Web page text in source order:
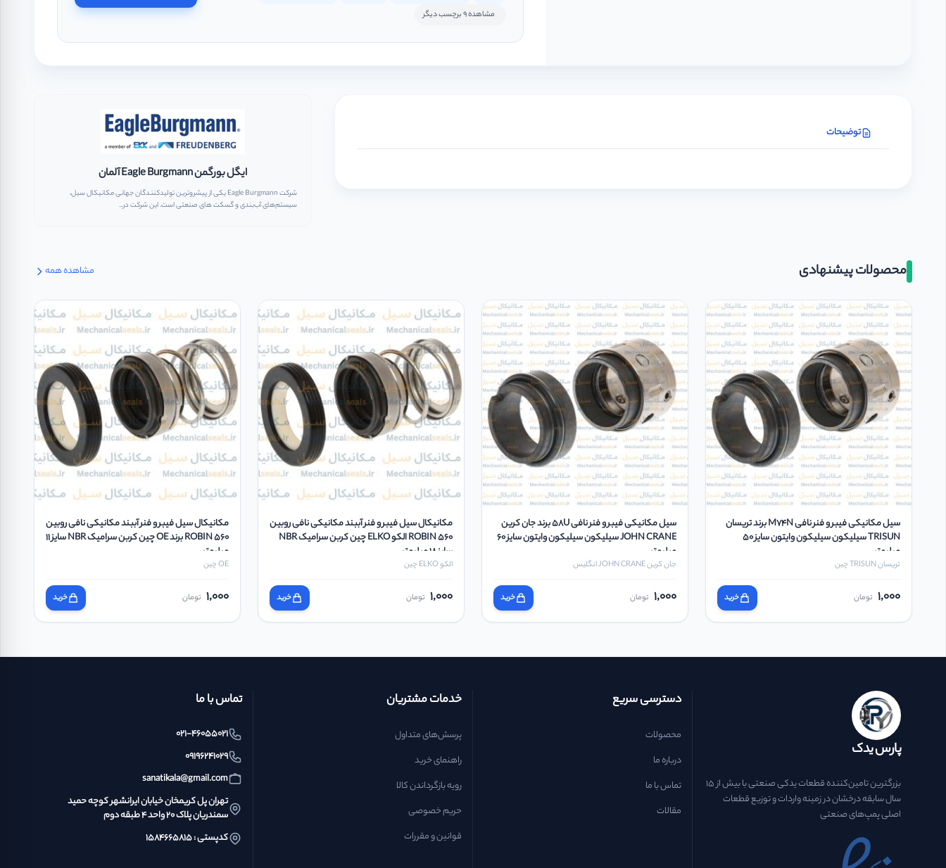
مشاهده 9 برچسب دیگر
توضیحات
ایگل بورگمن Eagle Burgmann آلمان
شرکت Eagle Burgmann یکی از پیشروترین تولیدکنندگان جهانی مکانیکال سیل،
سیستم‌های آب‌بندی و گسکت ‌های صنعتی است. این شرکت در...
محصولات پیشنهادی مشاهده همه
سیل مکانیکی فیبر و فنر نافی M74N برند تریسان
TRISUN سیلیکون سیلیکون وایتون سایز 50
میلیمتر
تریسان TRISUN چین
1,000 تومان خرید
سیل مکانیکی فیبر و فنر نافی 58U برند جان کرین
JOHN CRANE سیلیکون سیلیکون وایتون سایز 60
میلیمتر
جان کرین JOHN CRANE انگلیس
1,000 تومان خرید
مکانیکال سیل فیبر و فنر آببند مکانیکی نافی روبین
ROBIN 560 الکو ELKO چین کربن سرامیک NBR
سایز 18 میلیمتر
الکو ELKO چین
1,000 تومان خرید
مکانیکال سیل فیبر و فنر آببند مکانیکی نافی روبین
ROBIN 560 برند OE چین کربن سرامیک NBR سایز 11
میلیمتر
OE چین
1,000 تومان خرید
پارس یدک
بزرگترین تامین‌کننده قطعات یدکی صنعتی با بیش از ۱۵
سال سابقه درخشان در زمینه واردات و توزیع قطعات
اصلی پمپ‌های صنعتی
دسترسی سریع
محصولات
درباره ما
تماس با ما
مقالات
خدمات مشتریان
پرسش‌های متداول
راهنمای خرید
رویه بازگرداندن کالا
حریم خصوصی
قوانین و مقررات
تماس با ما
021-46055021
09196241029
sanatikala@gmail.com
تهران پل کریمخان خیابان ایرانشهر کوچه حمید
سمندریان پلاک ۲۰ واحد ۴ طبقه دوم
کدپستی : ۱۵۸۴۶۶۵۸۱۵